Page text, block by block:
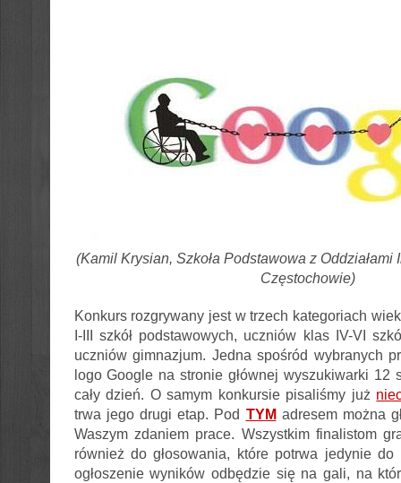
(Kamil Krysian, Szkoła Podstawowa z Oddziałami
Częstochowie)
Konkurs rozgrywany jest w trzech kategoriach
I-III szkół podstawowych, uczniów klas IV-VI
uczniów gimnazjum. Jedna spośród wybranych
logo Google na stronie głównej wyszukiwarki 12
cały dzień. O samym konkursie pisaliśmy już
trwa jego drugi etap. Pod TYM adresem można
Waszym zdaniem prace. Wszystkim finalistom
również do głosowania, które potrwa jedynie
ogłoszenie wyników odbędzie się na gali, na